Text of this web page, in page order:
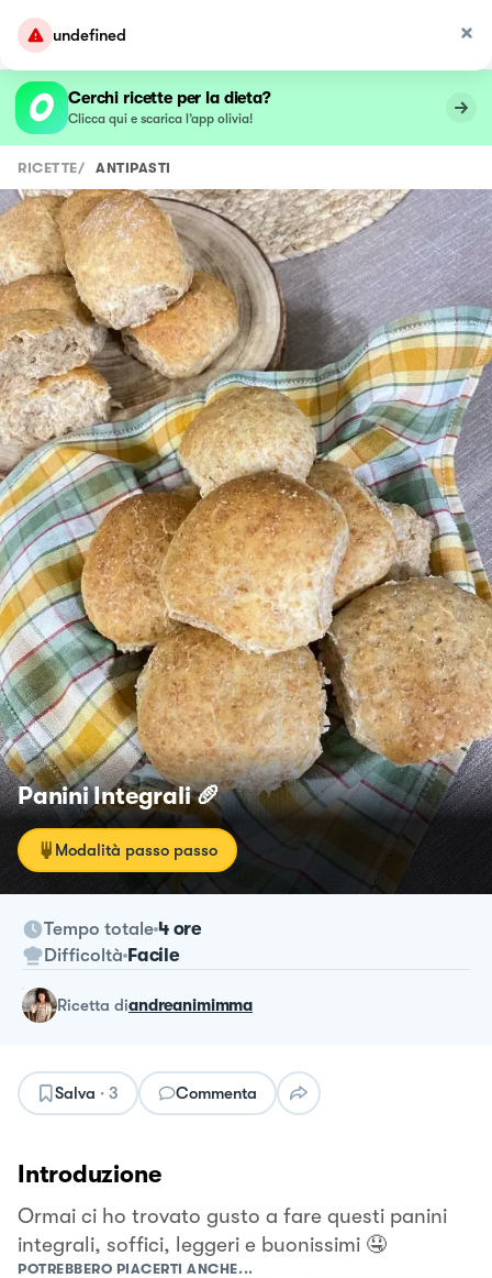
undefined
Cerchi ricette per la dieta?
Clicca qui e scarica l’app olivia!
RICETTE/ ANTIPASTI
Panini Integrali 🥖
Modalità passo passo
Tempo totale 4 ore
Difficoltà Facile
ricetta diandreanimimma
Salva · 3 Commenta
Introduzione
Ormai ci ho trovato gusto a fare questi panini
integrali, soffici, leggeri e buonissimi 🤤
POTREBBERO PIACERTI ANCHE...